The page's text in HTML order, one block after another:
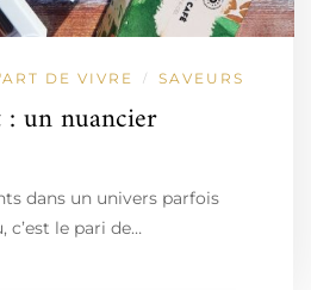
DE VIVRE / SAVEURS
un nuancier
dans un univers parfois
c’est le pari de…